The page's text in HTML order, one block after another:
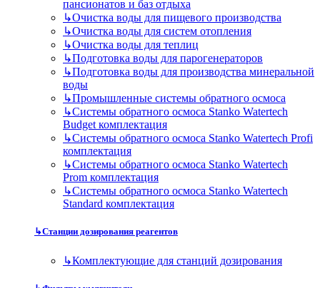
пансионатов и баз отдыха
↳Очистка воды для пищевого производства
↳Очистка воды для систем отопления
↳Очистка воды для теплиц
↳Подготовка воды для парогенераторов
↳Подготовка воды для производства минеральной
воды
↳Промышленные системы обратного осмоса
↳Системы обратного осмоса Stanko Watertech
Budget комплектация
↳Системы обратного осмоса Stanko Watertech Profi
комплектация
↳Системы обратного осмоса Stanko Watertech
Prom комплектация
↳Системы обратного осмоса Stanko Watertech
Standard комплектация
↳Станции дозирования реагентов
↳Комплектующие для станций дозирования